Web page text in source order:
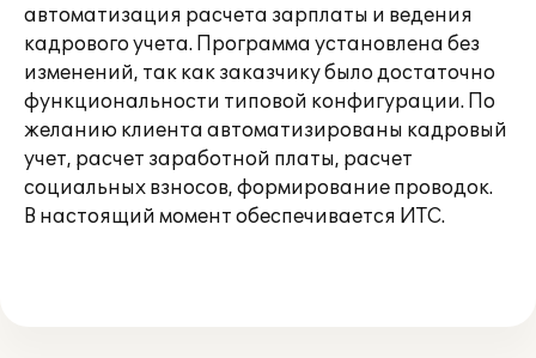
автоматизация расчета зарплаты и ведения
кадрового учета. Программа установлена без
изменений, так как заказчику было достаточно
функциональности типовой конфигурации. По
желанию клиента автоматизированы кадровый
учет, расчет заработной платы, расчет
социальных взносов, формирование проводок.
В настоящий момент обеспечивается ИТС.